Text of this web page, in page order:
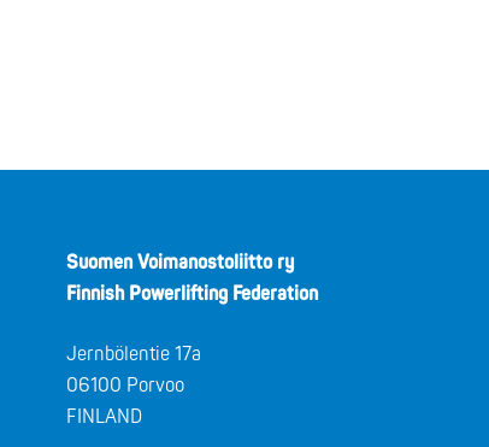
Suomen Voimanostoliitto ry
Finnish Powerlifting Federation
Jernbölentie 17a
06100 Porvoo
FINLAND